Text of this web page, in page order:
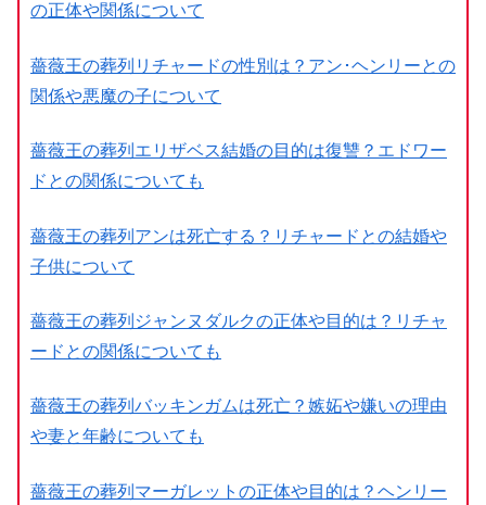
の正体や関係について
薔薇王の葬列リチャードの性別は？アン･ヘンリーとの
関係や悪魔の子について
薔薇王の葬列エリザベス結婚の目的は復讐？エドワー
ドとの関係についても
薔薇王の葬列アンは死亡する？リチャードとの結婚や
子供について
薔薇王の葬列ジャンヌダルクの正体や目的は？リチャ
ードとの関係についても
薔薇王の葬列バッキンガムは死亡？嫉妬や嫌いの理由
や妻と年齢についても
薔薇王の葬列マーガレットの正体や目的は？ヘンリー